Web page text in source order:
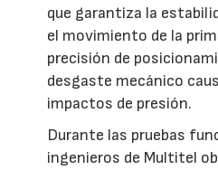
que garantiza la
el movimiento de la
precisión de
desgaste mecánico
impactos de presión.
Durante las pruebas
ingenieros de Multitel